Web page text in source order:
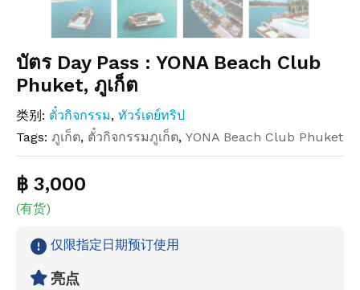
บัตร Day Pass : YONA Beach Club
Phuket, ภูเก็ต
类别: ตั๋วกิจกรรม, ทัวร์เดย์ทริป
Tags: ภูเก็ต, ตั๋วกิจกรรมภูเก็ต, YONA Beach Club Phuket
฿ 3,000
(有货)
仅限指定日期预订使用
亮点